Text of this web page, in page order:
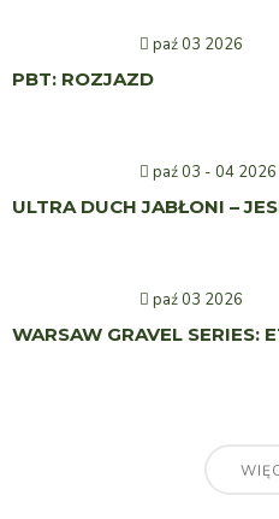
paź 03 2026
PBT: ROZJAZD
paź 03 - 04 2026
ULTRA DUCH JABŁONI –
paź 03 2026
WARSAW GRAVEL SERIES: